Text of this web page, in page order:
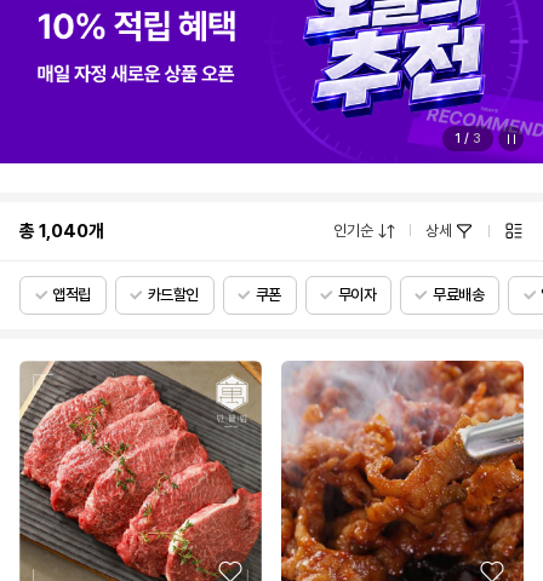
1 / 3
총1,040개 인기순 상세
앱적립 카드할인 쿠폰 무이자 무료배송